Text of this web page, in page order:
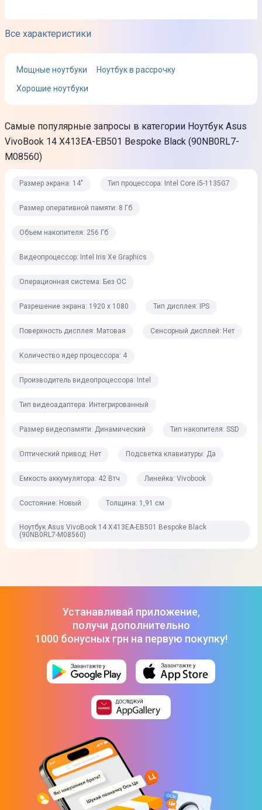
Все характеристики
Процессор
Intel Core i5-1135G7
Количество ядер процессора
Базовая частота процессора
Максимальная частота процессора
DDR4
256 Гб
Тип накопителя
SSD
Графические возможности
Intel Iris Xe Graphics
Производитель видеопроцессора
Интегрированный
Размер видеопамяти
Операционная система
Bluetooth
Bluetooth 4.1
Мощные ноутбуки
Ноутбук в рассрочку
Хорошие ноутбуки
Самые популярные запросы в категории Ноутбук Asus
VivoBook 14 X413EA-EB501 Bespoke Black (90NB0RL7-
M08560)
Размер экрана: 14" Тип процессора: Intel Core i5-1135G7
Размер оперативной памяти: 8 Гб
Объем накопителя: 256 Гб
Видеопроцессор: Intel Iris Xe Graphics
Операционная система: Без ОС
Разрешение экрана: 1920 x 1080 Тип дисплея: IPS
Поверхность дисплея: Матовая Сенсорный дисплей: Нет
Количество ядер процессора: 4
Производитель видеопроцессора: Intel
Тип видеоадаптера: Интегрированный
Размер видеопамяти: Динамический Тип накопителя: SSD
Оптический привод: Нет Подсветка клавиатуры: Да
Емкость аккумулятора: 42 Втч Линейка: Vivobook
Состояние: Новый Толщина: 1,91 см
Ноутбук Asus VivoBook 14 X413EA-EB501 Bespoke Black
(90NB0RL7-M08560)
Устанавливай приложение,
получи дополнительно
1000 бонусных грн на первую покупку!